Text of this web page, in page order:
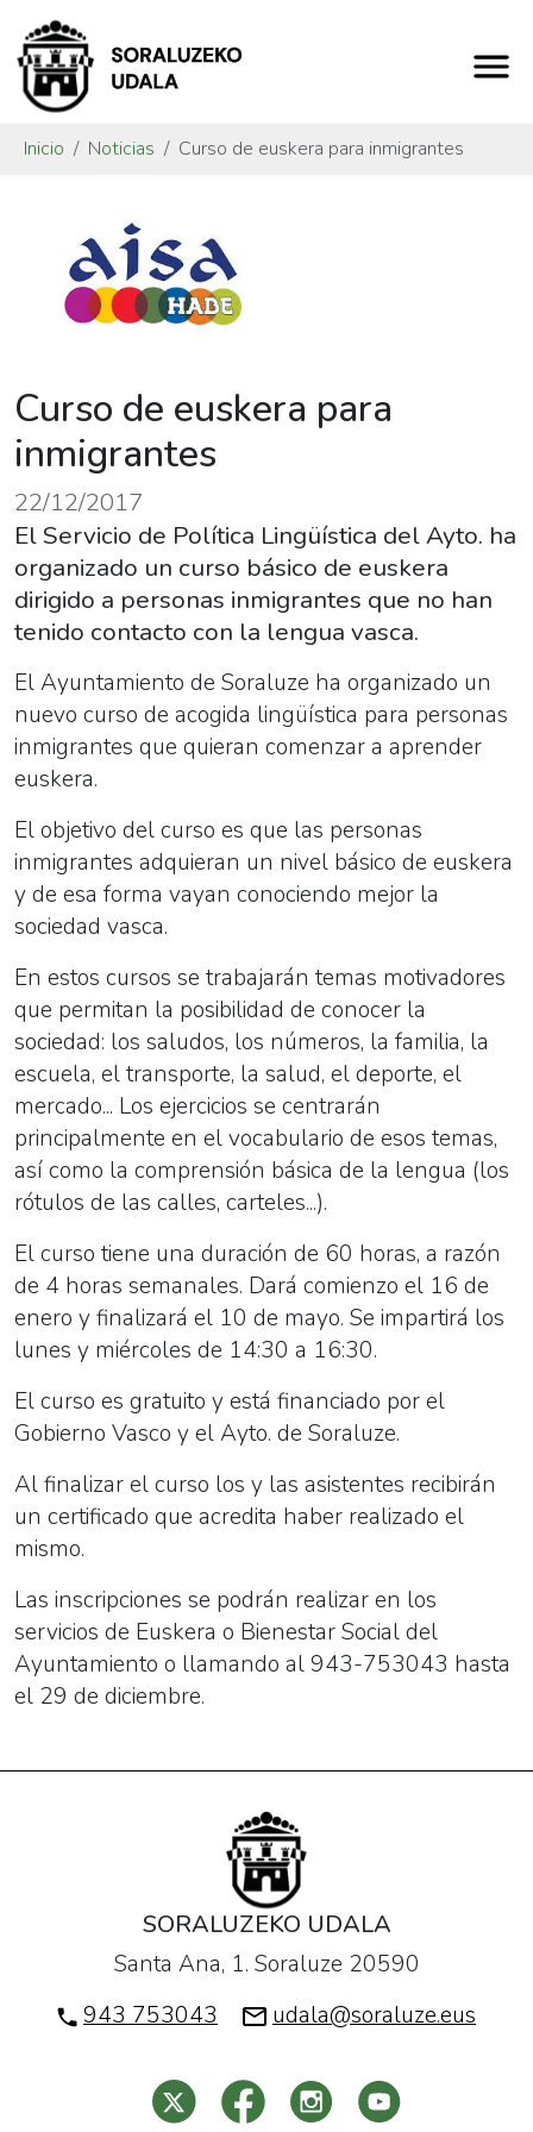
Inicio Noticias Curso de euskera para inmigrantes
Curso de euskera para
inmigrantes
22/12/2017
El Servicio de Política Lingüística del Ayto. ha
organizado un curso básico de euskera
dirigido a personas inmigrantes que no han
tenido contacto con la lengua vasca.
El Ayuntamiento de Soraluze ha organizado un
nuevo curso de acogida lingüística para personas
inmigrantes que quieran comenzar a aprender
euskera.
El objetivo del curso es que las personas
inmigrantes adquieran un nivel básico de euskera
y de esa forma vayan conociendo mejor la
sociedad vasca.
En estos cursos se trabajarán temas motivadores
que permitan la posibilidad de conocer la
sociedad: los saludos, los números, la familia, la
escuela, el transporte, la salud, el deporte, el
mercado... Los ejercicios se centrarán
principalmente en el vocabulario de esos temas,
así como la comprensión básica de la lengua (los
rótulos de las calles, carteles...).
El curso tiene una duración de 60 horas, a razón
de 4 horas semanales. Dará comienzo el 16 de
enero y finalizará el 10 de mayo. Se impartirá los
lunes y miércoles de 14:30 a 16:30.
El curso es gratuito y está financiado por el
Gobierno Vasco y el Ayto. de Soraluze.
Al finalizar el curso los y las asistentes recibirán
un certificado que acredita haber realizado el
mismo.
Las inscripciones se podrán realizar en los
servicios de Euskera o Bienestar Social del
Ayuntamiento o llamando al 943-753043 hasta
el 29 de diciembre.
SORALUZEKO UDALA
Santa Ana, 1. Soraluze 20590
943 753043
udala@soraluze.eus